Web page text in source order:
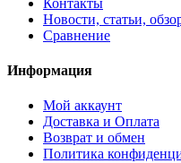
Новости, статьи,
Сравнение
Информация
Мой аккаунт
Доставка и Оплата
Возврат и обмен
Политика